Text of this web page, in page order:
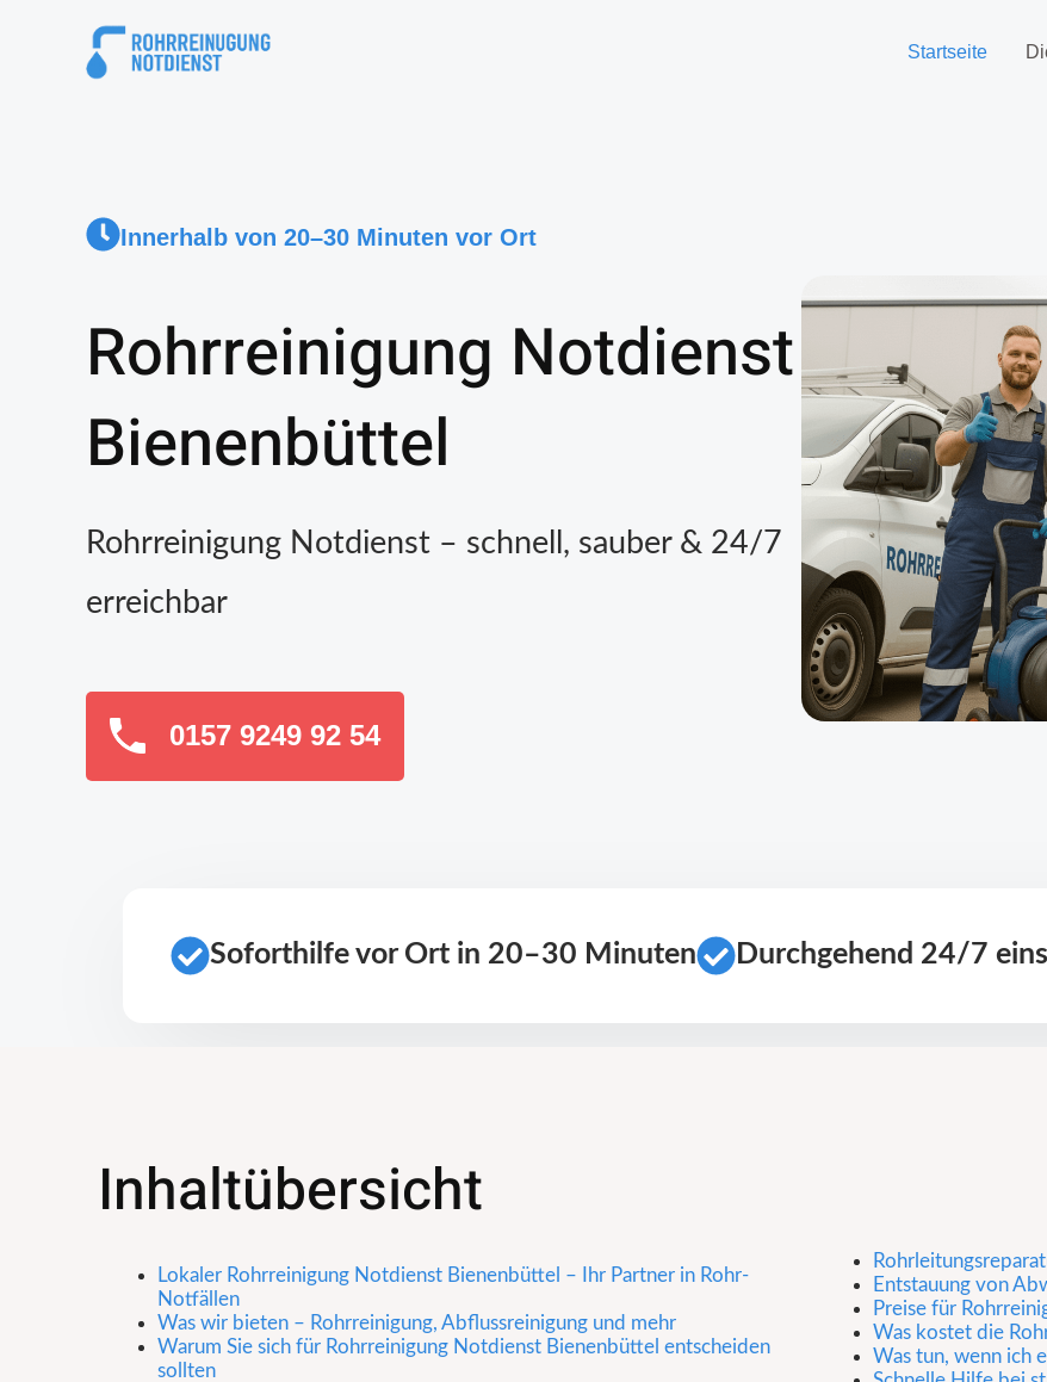
Startseite
Innerhalb von 20–30 Minuten vor Ort
Rohrreinigung Notdienst
Bienenbüttel
Rohrreinigung Notdienst – schnell, sauber & 24/7
erreichbar
0157 9249 92 54
Soforthilfe vor Ort in 20–30 Minuten Durchgehend 24/7
Inhaltübersicht
Lokaler Rohrreinigung Notdienst Bienenbüttel – Ihr Partner in Rohr-
Notfällen
Was wir bieten – Rohrreinigung, Abflussreinigung und mehr
Warum Sie sich für Rohrreinigung Notdienst Bienenbüttel entscheiden
sollten
Entstauung von
Preise für
Was kostet die
Was tun, wenn ich